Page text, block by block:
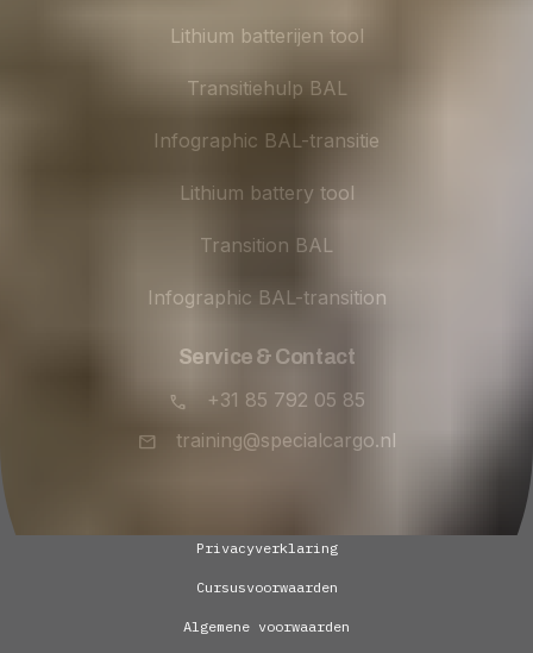
Lithium batterijen tool
Transitiehulp BAL
Infographic BAL-transitie
Lithium battery tool
Transition BAL
Infographic BAL-transition
Service & Contact
+31 85 792 05 85
training@specialcargo.nl
Privacyverklaring
Cursusvoorwaarden
Algemene voorwaarden